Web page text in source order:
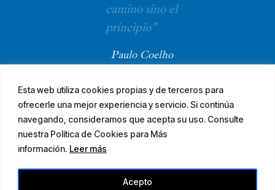
Esta web utiliza cookies propias y de terceros para
ofrecerle una mejor experiencia y servicio. Si continúa
navegando, consideramos que acepta su uso. Consulte
nuestra Política de Cookies para Más
información. Leer más
Acepto
camino sino el
principio"
Paulo Coelho
© 2026 El Camino Mozárabe de Santiago · diseña